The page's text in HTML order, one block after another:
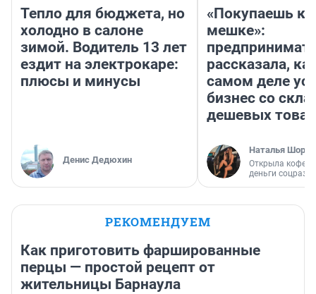
Тепло для бюджета, но
холодно в салоне
зимой. Водитель 13 лет
ездит на электрокаре:
плюсы и минусы
Денис Дедюхин
«Покупаешь
мешке»:
рассказала,
самом деле
бизнес со
дешевых
Наталья
Открыла
деньги
РЕКОМЕНДУЕМ
Как приготовить фаршированные
перцы — простой рецепт от
жительницы Барнаула